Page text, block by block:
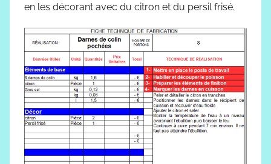
en les décorant avec du citron et du persil frisé.